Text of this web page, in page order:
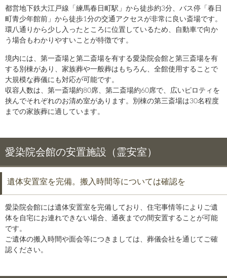
都営地下鉄大江戸線「練馬春日町駅」から徒歩約3分、バス停「春日
町青少年館前」から徒歩1分の交通アクセスが非常に良い斎場です。
環八通りから少し入ったところに位置しているため、自動車で向か
う場合もわかりやすいことが特徴です。
境内には、第一斎場と第二斎場を有する愛染院会館と第三斎場を有
する別棟があり、家族葬や一般葬はもちろん、全館使用することで
大規模な葬儀にも対応が可能です。
収容人数は、第一斎場約80席、第二斎場約60席で、広いピロティを
挟んでそれぞれのお清め室があります。別棟の第三斎場は30名程度
までの家族葬に適しています。
愛染院会館の安置施設（霊安室）
遺体安置室を完備。搬入時間等については確認を
愛染院会館には遺体安置室を完備しており、住宅事情等によりご遺
体を自宅にお連れできない場合、通夜までの間安置することが可能
です。
ご遺体の搬入時間や面会等につきましては、葬儀会社を通じてご確
認ください。